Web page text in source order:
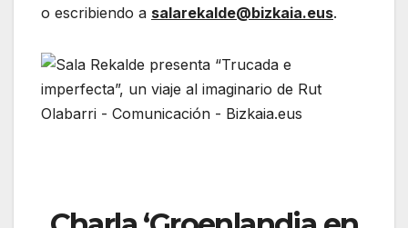
o escribiendo a salarekalde@bizkaia.eus.